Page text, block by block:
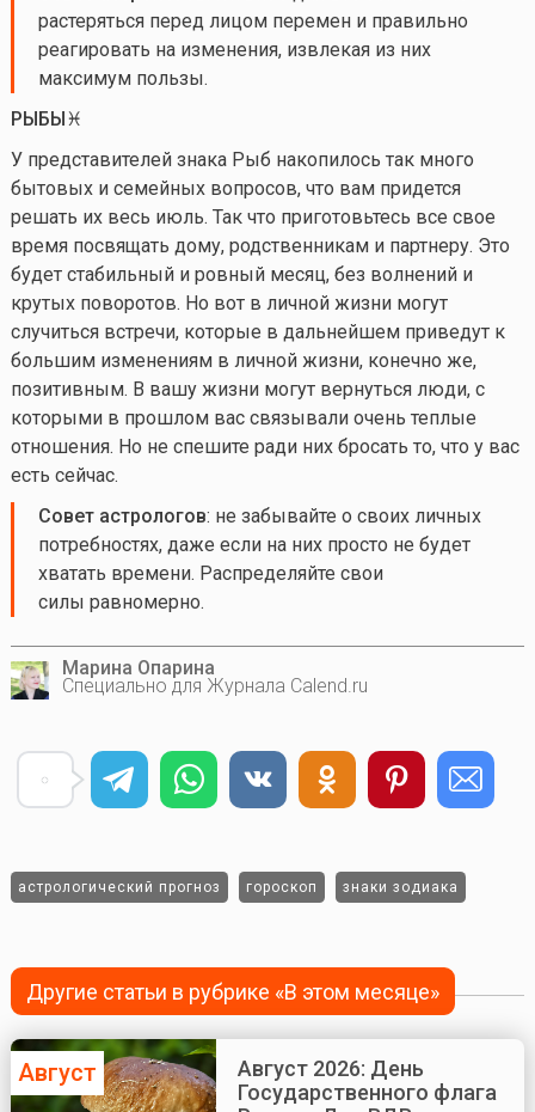
растеряться перед лицом перемен и правильно
реагировать на изменения, извлекая из них
максимум пользы.
РЫБЫ♓️
У представителей знака Рыб накопилось так много
бытовых и семейных вопросов, что вам придется
решать их весь июль. Так что приготовьтесь все свое
время посвящать дому, родственникам и партнеру. Это
будет стабильный и ровный месяц, без волнений и
крутых поворотов. Но вот в личной жизни могут
случиться встречи, которые в дальнейшем приведут к
большим изменениям в личной жизни, конечно же,
позитивным. В вашу жизни могут вернуться люди, с
которыми в прошлом вас связывали очень теплые
отношения. Но не спешите ради них бросать то, что у вас
есть сейчас.
Совет астрологов: не забывайте о своих личных
потребностях, даже если на них просто не будет
хватать времени. Распределяйте свои
силы равномерно.
Марина Опарина
Специально для Журнала Calend.ru
астрологический прогноз гороскоп знаки зодиака
Другие статьи в рубрике «В этом месяце»
Август
Август 2026: День
Государственного флага